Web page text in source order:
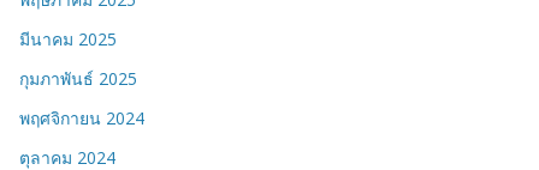
มีนาคม 2025
กุมภาพันธ์ 2025
พฤศจิกายน 2024
ตุลาคม 2024